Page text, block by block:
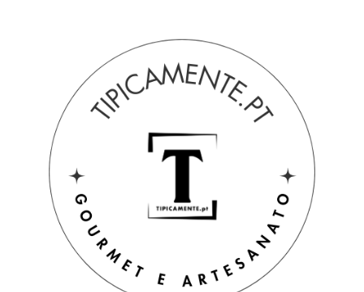
Boissons et gastronomie Saucisses
Longe ibérique artisanale